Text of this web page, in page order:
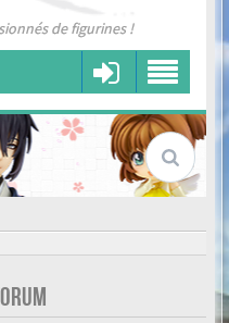
de figurines !